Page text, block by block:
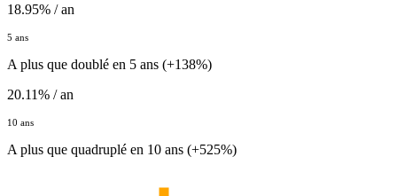
18.95% / an
5 ans
A plus que doublé en 5 ans (+138%)
20.11% / an
10 ans
A plus que quadruplé en 10 ans (+525%)